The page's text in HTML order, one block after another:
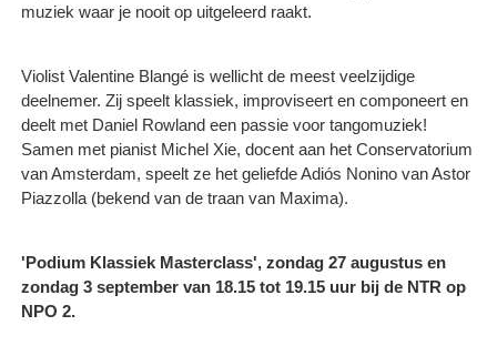
muziek waar je nooit op uitgeleerd raakt.
Violist Valentine Blangé is wellicht de meest veelzijdige
deelnemer. Zij speelt klassiek, improviseert en componeert en
deelt met Daniel Rowland een passie voor tangomuziek!
Samen met pianist Michel Xie, docent aan het Conservatorium
van Amsterdam, speelt ze het geliefde Adiós Nonino van Astor
Piazzolla (bekend van de traan van Maxima).
'Podium Klassiek Masterclass', zondag 27 augustus en
zondag 3 september van 18.15 tot 19.15 uur bij de NTR op
NPO 2.